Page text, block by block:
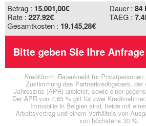
Betrag : 15.001,00€ Dauer : 84
Rate : 227.92€ TAEG :
Gesamtkosten : 19.145,28€
Bitte geben Sie Ihre
Kreditform: Ratenkredit für
Zustimmung des Partnerkreditgebers, der
Jahreszins (APR) anbietet, sowie einer
Der APR von 7,65 % gilt für zwei
Immobilie in Belgien sind, beide mit
Arbeitsvertrag und einem Verhältnis von
von höchstens 30 %.